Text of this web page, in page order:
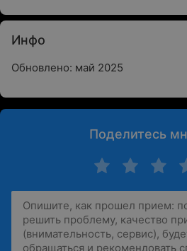
Инфо
Обновлено: май 2025
Поделитесь